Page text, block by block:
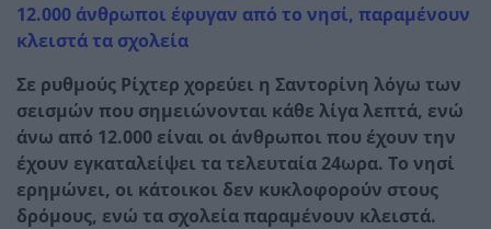
12.000 άνθρωποι έφυγαν από το νησί, παραμένουν
κλειστά τα σχολεία
Σε ρυθμούς Ρίχτερ χορεύει η Σαντορίνη λόγω των
σεισμών που σημειώνονται κάθε λίγα λεπτά, ενώ
άνω από 12.000 είναι οι άνθρωποι που έχουν την
έχουν εγκαταλείψει τα τελευταία 24ωρα. Το νησί
ερημώνει, οι κάτοικοι δεν κυκλοφορούν στους
δρόμους, ενώ τα σχολεία παραμένουν κλειστά.